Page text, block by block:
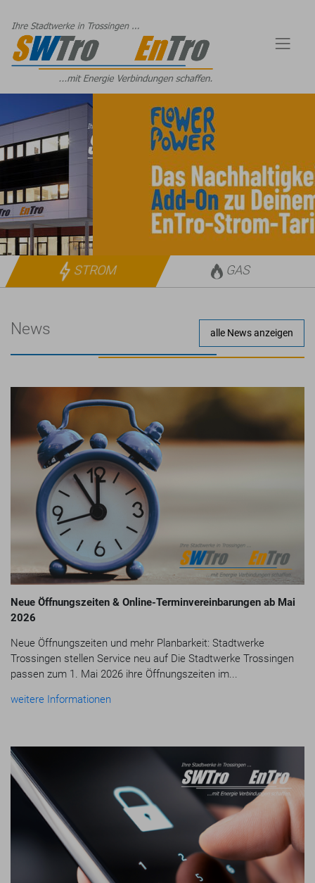
STROM GAS
News alle News anzeigen
Neue Öffnungszeiten & Online-Terminvereinbarungen ab Mai
2026
Neue Öffnungszeiten und mehr Planbarkeit: Stadtwerke
Trossingen stellen Service neu auf Die Stadtwerke Trossingen
passen zum 1. Mai 2026 ihre Öffnungszeiten im...
weitere Informationen